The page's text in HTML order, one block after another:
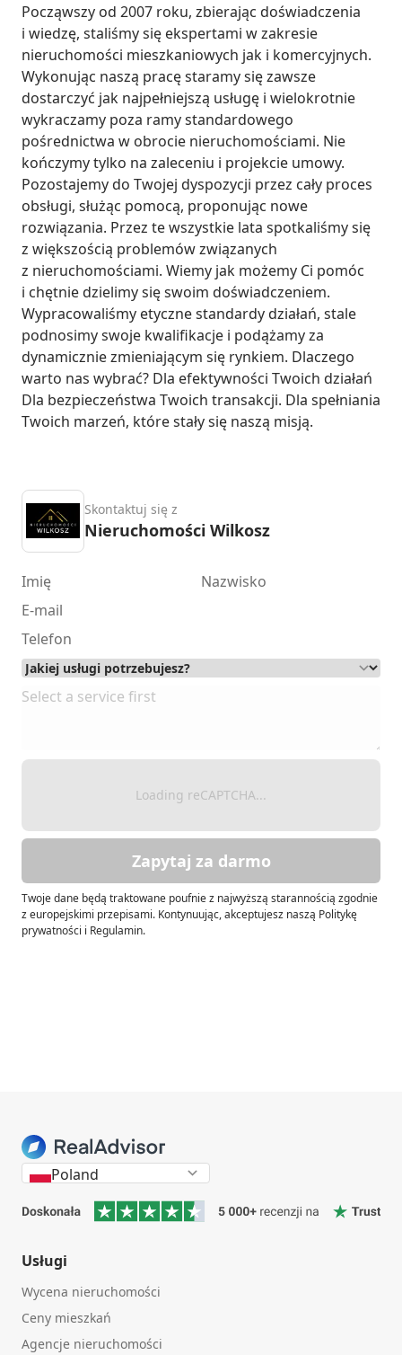
Począwszy od 2007 roku, zbierając doświadczenia
i wiedzę, staliśmy się ekspertami w zakresie
nieruchomości mieszkaniowych jak i komercyjnych.
Wykonując naszą pracę staramy się zawsze
dostarczyć jak najpełniejszą usługę i wielokrotnie
wykraczamy poza ramy standardowego
pośrednictwa w obrocie nieruchomościami. Nie
kończymy tylko na zaleceniu i projekcie umowy.
Pozostajemy do Twojej dyspozycji przez cały proces
obsługi, służąc pomocą, proponując nowe
rozwiązania. Przez te wszystkie lata spotkaliśmy się
z większością problemów związanych
z nieruchomościami. Wiemy jak możemy Ci pomóc
i chętnie dzielimy się swoim doświadczeniem.
Wypracowaliśmy etyczne standardy działań, stale
podnosimy swoje kwalifikacje i podążamy za
dynamicznie zmieniającym się rynkiem. Dlaczego
warto nas wybrać? Dla efektywności Twoich działań
Dla bezpieczeństwa Twoich transakcji. Dla spełniania
Twoich marzeń, które stały się naszą misją.
Skontaktuj się z
Nieruchomości Wilkosz
Loading reCAPTCHA...
Zapytaj za darmo
Twoje dane będą traktowane poufnie z najwyższą starannością zgodnie
z europejskimi przepisami. Kontynuując, akceptujesz naszą Politykę
prywatności i Regulamin.
Poland
Usługi
Wycena nieruchomości
Ceny mieszkań
Agencje nieruchomości